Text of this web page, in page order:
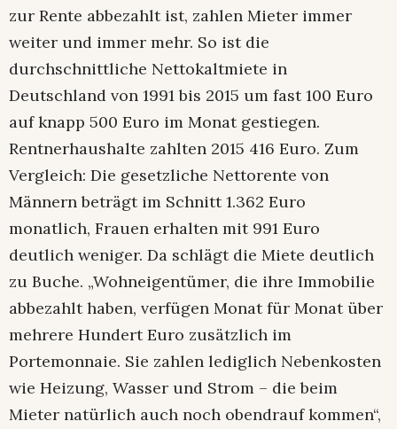
zur Rente abbezahlt ist, zahlen Mieter immer
weiter und immer mehr. So ist die
durchschnittliche Nettokaltmiete in
Deutschland von 1991 bis 2015 um fast 100 Euro
auf knapp 500 Euro im Monat gestiegen.
Rentnerhaushalte zahlten 2015 416 Euro. Zum
Vergleich: Die gesetzliche Nettorente von
Männern beträgt im Schnitt 1.362 Euro
monatlich, Frauen erhalten mit 991 Euro
deutlich weniger. Da schlägt die Miete deutlich
zu Buche. „Wohneigentümer, die ihre Immobilie
abbezahlt haben, verfügen Monat für Monat über
mehrere Hundert Euro zusätzlich im
Portemonnaie. Sie zahlen lediglich Nebenkosten
wie Heizung, Wasser und Strom – die beim
Mieter natürlich auch noch obendrauf kommen“,